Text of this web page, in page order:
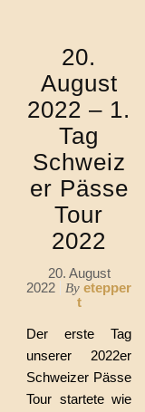
20.
August
2022 – 1.
Tag
Schweiz
er Pässe
Tour
2022
20. August
2022
By etepper
t
Der erste Tag
unserer 2022er
Schweizer Pässe
Tour startete wie